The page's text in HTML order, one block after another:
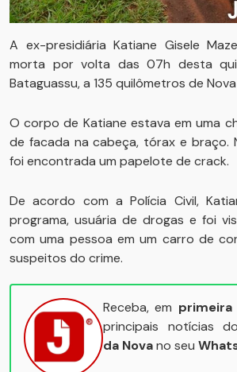
A ex-presidiária Katiane Gisele
morta por volta das 07h desta
Bataguassu, a 135 quilômetros de
O corpo de Katiane estava em uma
de facada na cabeça, tórax e braço.
foi encontrada um papelote de crack.
De acordo com a Polícia Civil,
programa, usuária de drogas e foi
com uma pessoa em um carro de
suspeitos do crime.
Receba, em primeira
principais notícias
da Novano seu